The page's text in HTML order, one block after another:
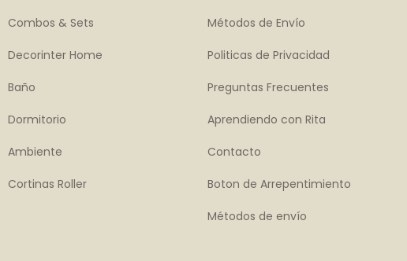
Combos & Sets
Decorinter Home
Baño
Dormitorio
Ambiente
Cortinas Roller
Métodos de Envío
Politicas de Privacidad
Preguntas Frecuentes
Aprendiendo con Rita
Contacto
Boton de Arrepentimiento
Métodos de envío